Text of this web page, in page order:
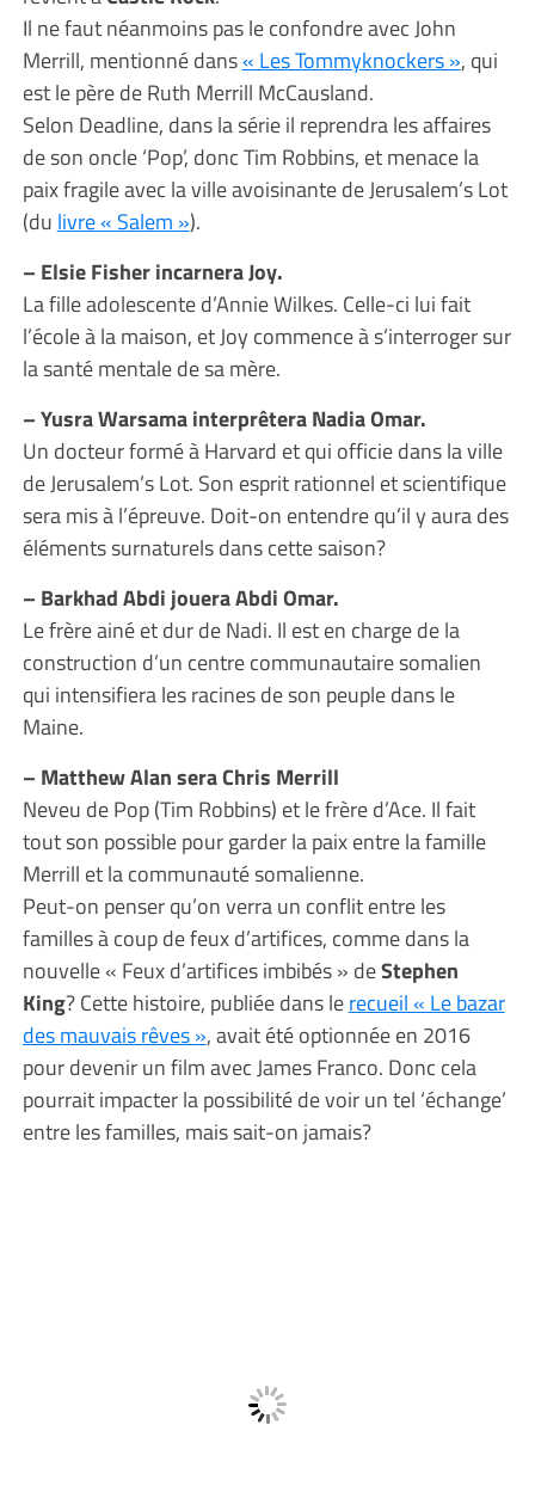
Il ne faut néanmoins pas le confondre avec John
Merrill, mentionné dans« Les Tommyknockers », qui
est le père de Ruth Merrill McCausland.
Selon Deadline, dans la série il reprendra les affaires
de son oncle ‘Pop’, donc Tim Robbins, et menace la
paix fragile avec la ville avoisinante de Jerusalem’s Lot
(du livre « Salem »).
– Elsie Fisher incarnera Joy.
La fille adolescente d’Annie Wilkes. Celle-ci lui fait
l’école à la maison, et Joy commence à s’interroger sur
la santé mentale de sa mère.
– Yusra Warsama interprêtera Nadia Omar.
Un docteur formé à Harvard et qui officie dans la ville
de Jerusalem’s Lot. Son esprit rationnel et scientifique
sera mis à l’épreuve. Doit-on entendre qu’il y aura des
éléments surnaturels dans cette saison?
– Barkhad Abdi jouera Abdi Omar.
Le frère ainé et dur de Nadi. Il est en charge de la
construction d’un centre communautaire somalien
qui intensifiera les racines de son peuple dans le
Maine.
– Matthew Alan sera Chris Merrill
Neveu de Pop (Tim Robbins) et le frère d’Ace. Il fait
tout son possible pour garder la paix entre la famille
Merrill et la communauté somalienne.
Peut-on penser qu’on verra un conflit entre les
familles à coup de feux d’artifices, comme dans la
nouvelle « Feux d’artifices imbibés » deStephen
King? Cette histoire, publiée dans lerecueil « Le bazar
des mauvais rêves », avait été optionnée en 2016
pour devenir un film avec James Franco. Donc cela
pourrait impacter la possibilité de voir un tel ‘échange’
entre les familles, mais sait-on jamais?